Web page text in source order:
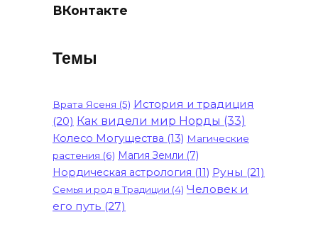
ВКонтакте
Темы
Врата Ясеня (5) История и традиция
(20) Как видели мир Норды (33)
Колесо Могущества (13) Магические
растения (6) Магия Земли (7)
Нордическая астрология (11) Руны (21)
Семья и род в Традиции (4) Человек и
его путь (27)